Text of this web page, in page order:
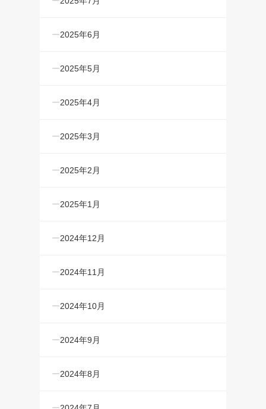
2025年6月
2025年5月
2025年4月
2025年3月
2025年2月
2025年1月
2024年12月
2024年11月
2024年10月
2024年9月
2024年8月